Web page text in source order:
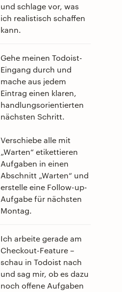
und schlage vor, was
ich realistisch schaffen
kann.
Gehe meinen Todoist-
Eingang durch und
mache aus jedem
Eintrag einen klaren,
handlungsorientierten
nächsten Schritt.
Verschiebe alle mit
„Warten“ etikettieren
Aufgaben in einen
Abschnitt „Warten“ und
erstelle eine Follow-up-
Aufgabe für nächsten
Montag.
Ich arbeite gerade am
Checkout-Feature –
schau in Todoist nach
und sag mir, ob es dazu
noch offene Aufgaben